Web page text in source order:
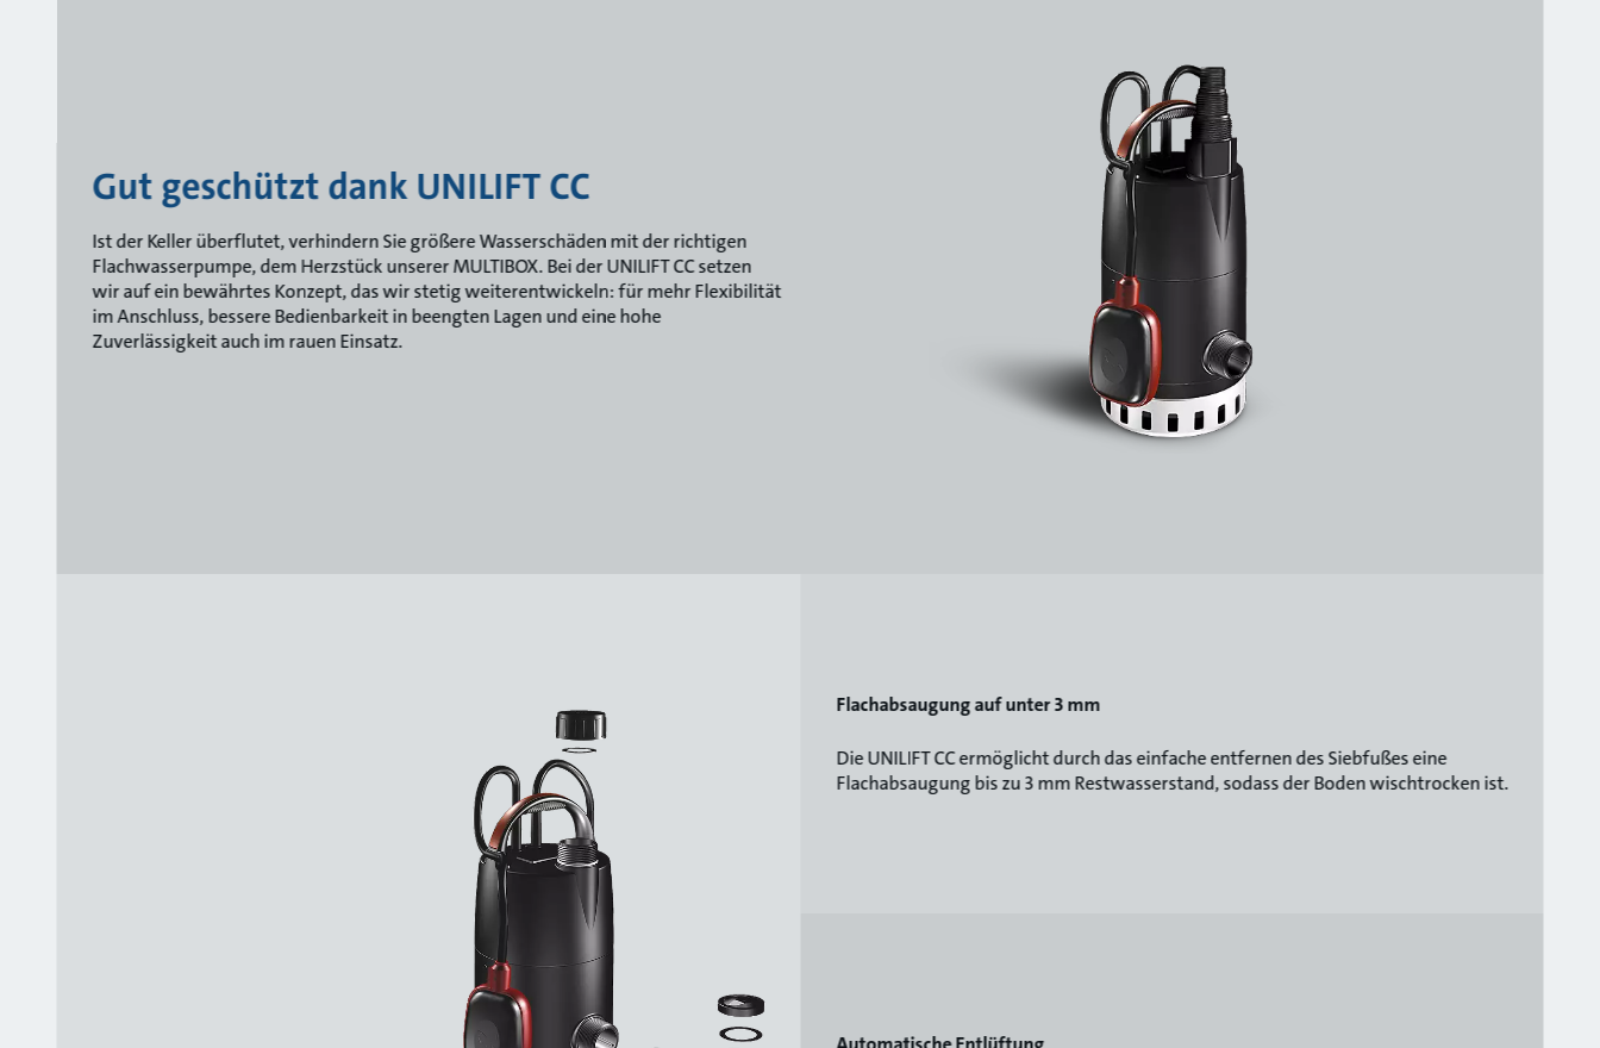
Gut geschützt dank UNILIFT CC
Ist der Keller überflutet, verhindern Sie größere Wasserschäden mit der richtigen
Flachwasserpumpe, dem Herzstück unserer MULTIBOX. Bei der UNILIFT CC setzen
wir auf ein bewährtes Konzept, das wir stetig weiterentwickeln: für mehr Flexibilität
im Anschluss, bessere Bedienbarkeit in beengten Lagen und eine hohe
Zuverlässigkeit auch im rauen Einsatz.
Flachabsaugung auf unter 3 mm
Die UNILIFT CC ermöglicht durch das einfache entfernen des Siebfußes eine
Flachabsaugung bis zu 3 mm Restwasserstand, sodass der Boden wischtrocken ist.